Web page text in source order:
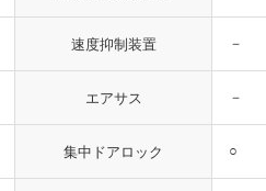
速度抑制装置 －
エアサス －
集中ドアロック ○